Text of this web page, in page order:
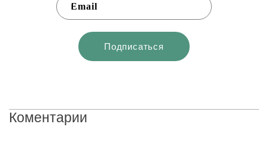
Коментарии